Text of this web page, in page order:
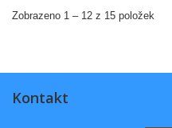
Zobrazeno 1 – 12 z 15 položek
Kontakt